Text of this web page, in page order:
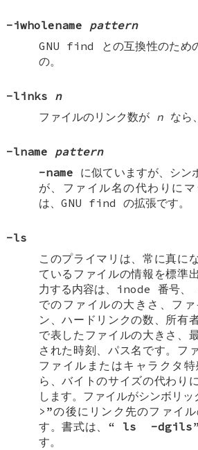
-iwholename pattern
GNU find との互換性のため
の。
-links n
ファイルのリンク数が nなら
-lname pattern
-name に似ていますが、シン
が、ファイル名の代わりに
は、GNU find の拡張です。
-ls
このプライマリは、常に真に
ているファイルの情報を標準
力する内容は、inode 番号、
でのファイルの大きさ、フ
ン、ハードリンクの数、所有
で表したファイルの大きさ、
された時刻、パス名です。フ
ファイルまたはキャラクタ
ら、バイトのサイズの代わり
します。ファイルがシンボリ
> ”の後にリンク先のファイ
す。書式は、“ ls -dgils
す。